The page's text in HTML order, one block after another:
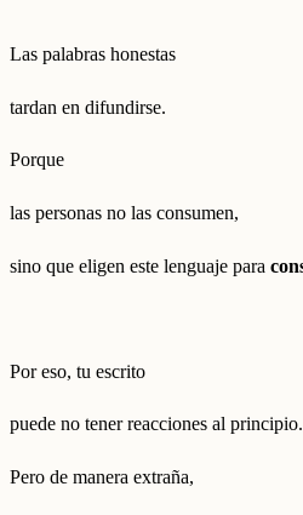
Las palabras honestas
tardan en difundirse.
Porque
las personas no las consumen,
sino que eligen este lenguaje para
Por eso, tu escrito
puede no tener reacciones al principio.
Pero de manera extraña,